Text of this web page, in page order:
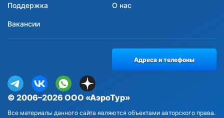
Поддержка О нас
Вакансии
© 2006–2026 ООО «АэроТур»
Все материалы данного сайта являются объектами авторского права.
Адреса и телефоны